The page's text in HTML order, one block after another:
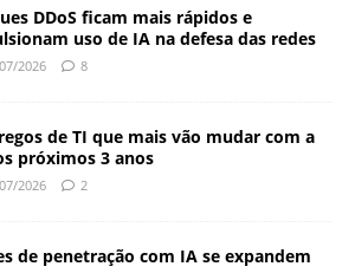
DDoS ficam mais rápidos e
uso de IA na defesa das redes
2026 8
de TI que mais vão mudar com a
próximos 3 anos
2026 2
de penetração com IA se expandem